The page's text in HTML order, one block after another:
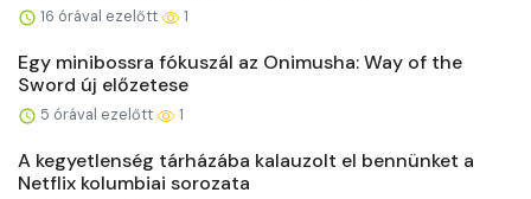
16 órával ezelőtt 1
Egy minibossra fókuszál az Onimusha: Way of the
Sword új előzetese
5 órával ezelőtt 1
A kegyetlenség tárházába kalauzolt el bennünket a
Netflix kolumbiai sorozata